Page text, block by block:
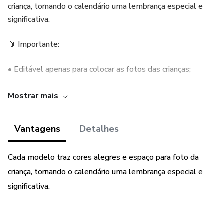
criança, tornando o calendário uma lembrança especial e
significativa.
📎 Importante:
• Editável apenas para colocar as fotos das crianças;
• Ideal para imprimir e usar em escolas, lembrancinhas ou
• Tamanho A4.
💰 Valor: R$7,00
Mostrar mais
Vantagens Detalhes
Cada modelo traz cores alegres e espaço para foto da
criança, tornando o calendário uma lembrança especial e
significativa.